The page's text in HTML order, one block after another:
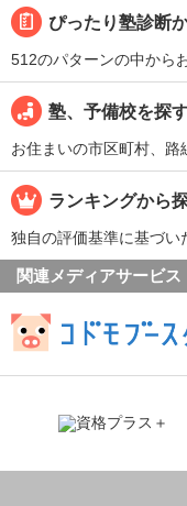
ぴったり塾診断
512のパターンの中から
塾、予備校を探
お住まいの市区町村、路
ランキングから
独自の評価基準に基づい
関連メディアサービス